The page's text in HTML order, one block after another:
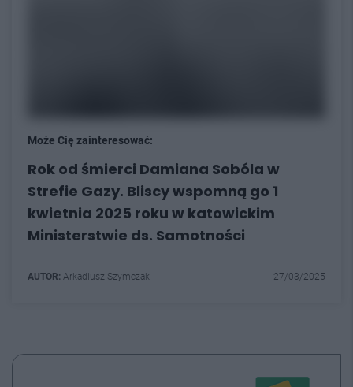
Może Cię zainteresować:
Rok od śmierci Damiana Sobóla w
Strefie Gazy. Bliscy wspomną go 1
kwietnia 2025 roku w katowickim
Ministerstwie ds. Samotności
AUTOR: Arkadiusz Szymczak 27/03/2025